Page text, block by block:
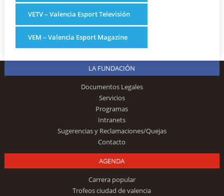
VETV – Valencia Esport Televisión
VEM – Valencia Esport Magazine
LA FUNDACIÓN
Documentos Legales
Servicios
Programas
Intranets
Sugerencias y Reclamaciones/Quejas
Contacto
AGENDA
Carrera popular
Trofeos ciudad de valencia